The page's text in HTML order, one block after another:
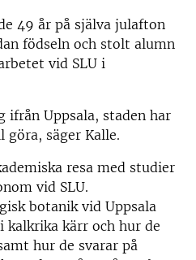
49 år på själva julafton
födseln och stolt alumn
vid SLU i
ifrån Uppsala, staden har
säger Kalle.
resa med studier
vid SLU.
botanik vid Uppsala
kärr och hur de
hur de svarar på